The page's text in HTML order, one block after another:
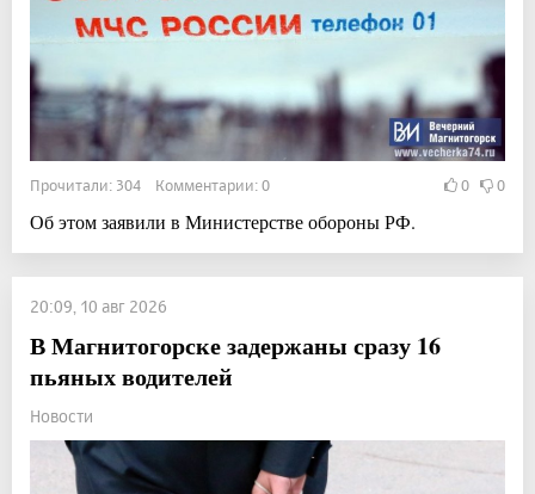
Прочитали: 304 Комментарии: 0 0 0
Об этом заявили в Министерстве обороны РФ.
20:09, 10 авг 2026
В Магнитогорске задержаны сразу 16
пьяных водителей
Новости